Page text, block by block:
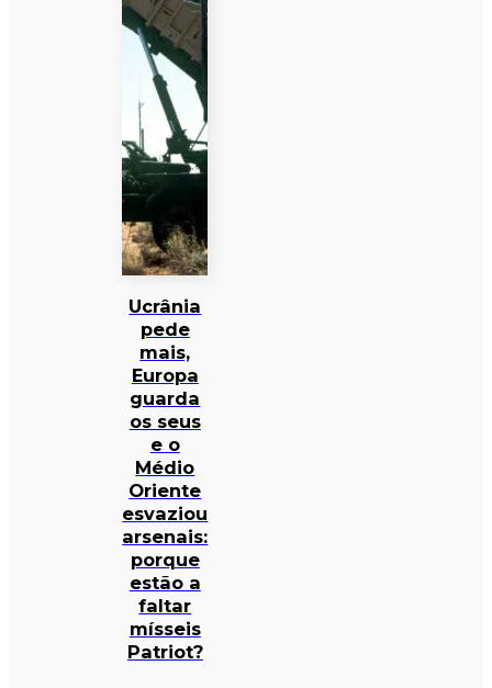
Ucrânia
pede
mais,
Europa
guarda
os seus
e o
Médio
Oriente
esvaziou
arsenais:
porque
estão a
faltar
mísseis
Patriot?